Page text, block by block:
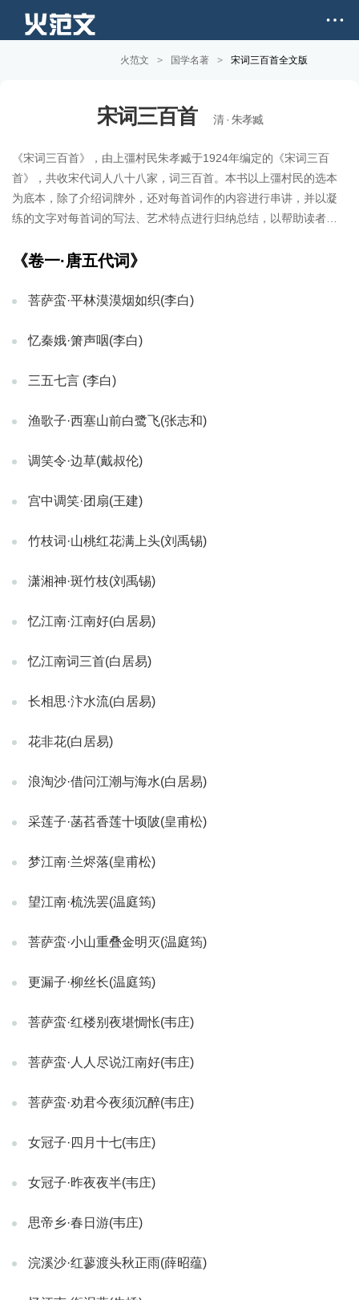
火范文 > 国学名著 > 宋词三百首全文版
宋词三百首 清 · 朱孝臧
《宋词三百首》，由上彊村民朱孝臧于1924年编定的《宋词三百
首》，共收宋代词人八十八家，词三百首。本书以上彊村民的选本
为底本，除了介绍词牌外，还对每首词作的内容进行串讲，并以凝
练的文字对每首词的写法、艺术特点进行归纳总结，以帮助读者更
《卷一·唐五代词》
菩萨蛮·平林漠漠烟如织(李白)
忆秦娥·箫声咽(李白)
三五七言 (李白)
渔歌子·西塞山前白鹭飞(张志和)
调笑令·边草(戴叔伦)
宫中调笑·团扇(王建)
竹枝词·山桃红花满上头(刘禹锡)
潇湘神·斑竹枝(刘禹锡)
忆江南·江南好(白居易)
忆江南词三首(白居易)
长相思·汴水流(白居易)
花非花(白居易)
浪淘沙·借问江潮与海水(白居易)
采莲子·菡萏香莲十顷陂(皇甫松)
梦江南·兰烬落(皇甫松)
望江南·梳洗罢(温庭筠)
菩萨蛮·小山重叠金明灭(温庭筠)
更漏子·柳丝长(温庭筠)
菩萨蛮·红楼别夜堪惆怅(韦庄)
菩萨蛮·人人尽说江南好(韦庄)
菩萨蛮·劝君今夜须沉醉(韦庄)
女冠子·四月十七(韦庄)
女冠子·昨夜夜半(韦庄)
思帝乡·春日游(韦庄)
浣溪沙·红蓼渡头秋正雨(薛昭蕴)